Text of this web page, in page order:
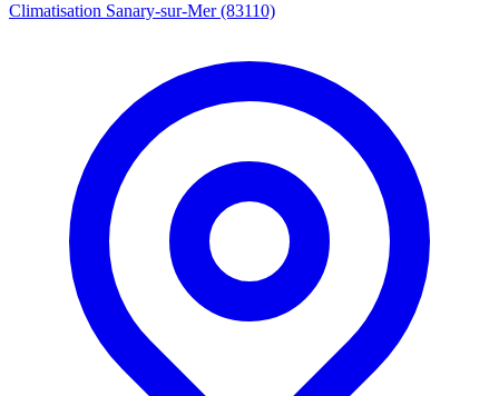
Climatisation Sanary-sur-Mer (83110)